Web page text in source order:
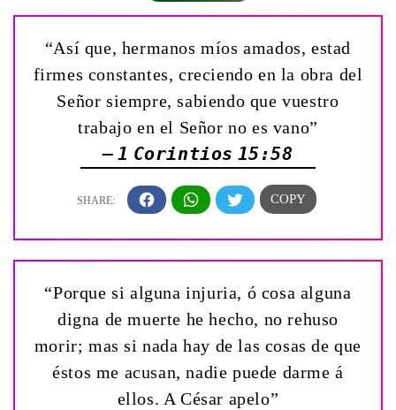
“Así que, hermanos míos amados, estad
firmes constantes, creciendo en la obra del
Señor siempre, sabiendo que vuestro
trabajo en el Señor no es vano”
— 1 Corintios 15:58
“Porque si alguna injuria, ó cosa alguna
digna de muerte he hecho, no rehuso
morir; mas si nada hay de las cosas de que
éstos me acusan, nadie puede darme á
ellos. A César apelo”